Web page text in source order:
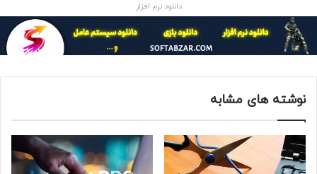
در دنیای مدرن امروز، آموزش برنامه نویسی دیگر یک انتخاب
نیست، بلکه یک ضرورت است. همانطور که سواد خواندن و نوشتن
برای زندگی در جامعه ضروری است، دانش برنامه‌نویسی نیز برای
پایتون به عنوان یک زبان برنامه‌نویسی سطح بالا و آسان برای
یادگیری، گزینه‌ای ایده‌آل برای شروع این مسیر است. این زبان، به
دلیل خوانایی بالا و سینتکس ساده، به مبتدیان کمک می‌کند تا
مفاهیم پایه‌ای برنامه‌نویسی را به راحتی درک کنند. علاوه بر این،
پایتون در زمینه‌های مختلفی از جمله توسعه وب، تحلیل داده،
هوش مصنوعی و یادگیری ماشین کاربرد دارد و یادگیری آن،
دانلود نرم افزار
نوشته های مشابه